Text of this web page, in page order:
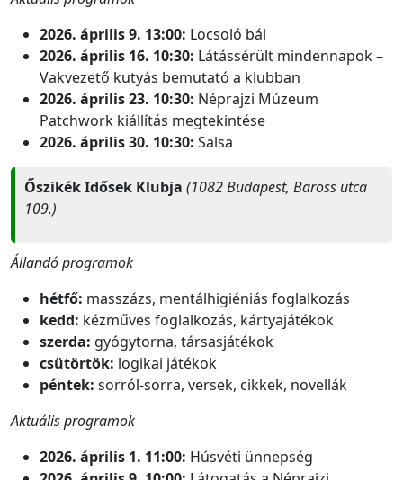
2026. április 9. 13:00: Locsoló bál
2026. április 16. 10:30: Látássérült mindennapok –
Vakvezető kutyás bemutató a klubban
2026. április 23. 10:30: Néprajzi Múzeum
Patchwork kiállítás megtekintése
2026. április 30. 10:30: Salsa
Őszikék Idősek Klubja (1082 Budapest, Baross utca
109.)
Állandó programok
hétfő: masszázs, mentálhigiéniás foglalkozás
kedd: kézműves foglalkozás, kártyajátékok
szerda: gyógytorna, társasjátékok
csütörtök: logikai játékok
péntek: sorról-sorra, versek, cikkek, novellák
Aktuális programok
2026. április 1. 11:00: Húsvéti ünnepség